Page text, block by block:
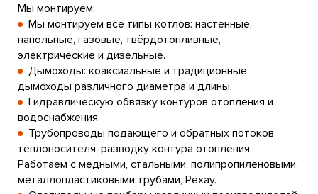
Мы монтируем:
Мы монтируем все типы котлов: настенные,
напольные, газовые, твёрдотопливные,
электрические и дизельные.
Дымоходы: коаксиальные и традиционные
дымоходы различного диаметра и длины.
Гидравлическую обвязку контуров отопления и
водоснабжения.
Трубопроводы подающего и обратных потоков
теплоносителя, разводку контура отопления.
Работаем с медными, стальными, полипропиленовыми,
металлопластиковыми трубами, Рехау.